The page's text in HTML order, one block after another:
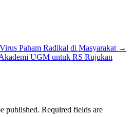
Paham Radikal di Masyarakat →
UGM untuk RS Rujukan
published. Required fields are